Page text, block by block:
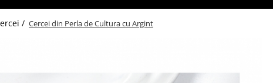
/ Cercei din Perla de Cultura cu Argint